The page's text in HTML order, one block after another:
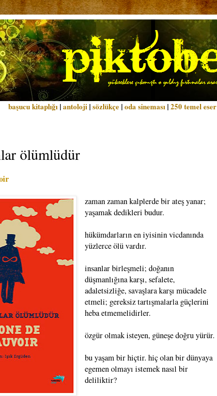
başucu kitaplığı |antoloji |sözlükçe |oda sineması |250 temel eser
ölümlüdür
zaman zaman kalplerde bir ateş yanar;
yaşamak dedikleri budur.
hükümdarların en iyisinin vicdanında
yüzlerce ölü vardır.
insanlar birleşmeli; doğanın
düşmanlığına karşı, sefalete,
adaletsizliğe, savaşlara karşı mücadele
etmeli; gereksiz tartışmalarla güçlerini
heba etmemelidirler.
özgür olmak isteyen, güneşe doğru yürür.
bu yaşam bir hiçtir. hiç olan bir dünyaya
egemen olmayı istemek nasıl bir
deliliktir?